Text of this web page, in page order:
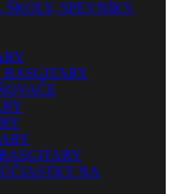
SPEVNÍKY,
NA